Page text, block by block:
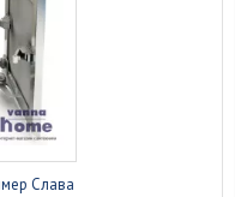
Слава